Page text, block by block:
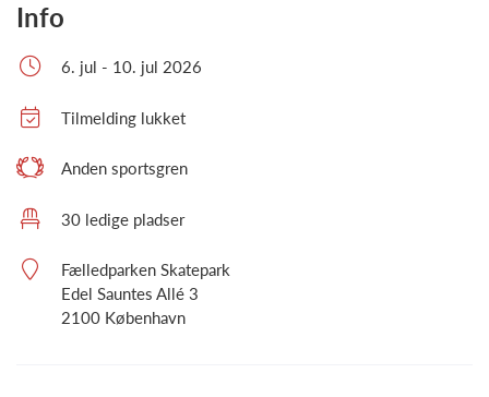
Info
6. jul - 10. jul 2026
Tilmelding lukket
Anden sportsgren
30 ledige pladser
Fælledparken Skatepark
Edel Sauntes Allé 3
2100 København